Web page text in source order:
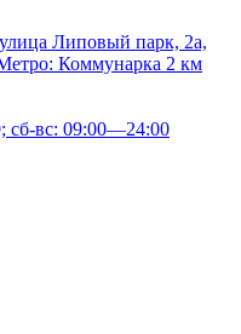
Липовый парк, 2а,
Коммунарка 2 км
сб-вс: 09:00—24:00